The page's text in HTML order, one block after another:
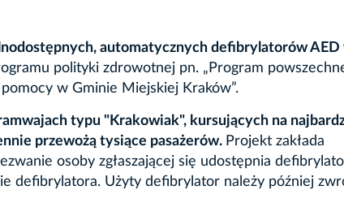
automatycznych defibrylatorów AED
polityki zdrowotnej pn. „Program
w Gminie Miejskiej Kraków”.
typu "Krakowiak", kursujących na
przewożą tysiące pasażerów. Projekt zakłada
osoby zgłaszającej się udostępnia
defibrylatora. Użyty defibrylator należy później